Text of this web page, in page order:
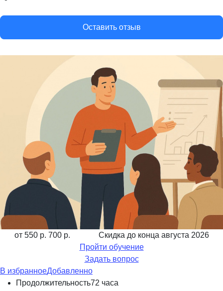
Оставить отзыв
от 550 р. 700 р. Скидка до конца августа 2026
Пройти обучение
Задать вопрос
В избранноеДобавленно
Продолжительность72 часа